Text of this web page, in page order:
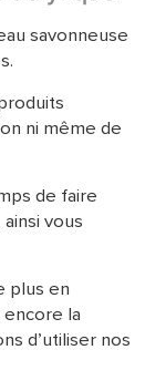
savonneuse
ni même de
de faire
vous
plus en
la
d’utiliser nos